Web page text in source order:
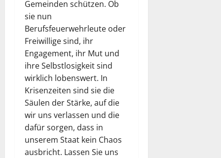
Gemeinden schützen. Ob
sie nun
Berufsfeuerwehrleute oder
Freiwillige sind, ihr
Engagement, ihr Mut und
ihre Selbstlosigkeit sind
wirklich lobenswert. In
Krisenzeiten sind sie die
Säulen der Stärke, auf die
wir uns verlassen und die
dafür sorgen, dass in
unserem Staat kein Chaos
ausbricht. Lassen Sie uns